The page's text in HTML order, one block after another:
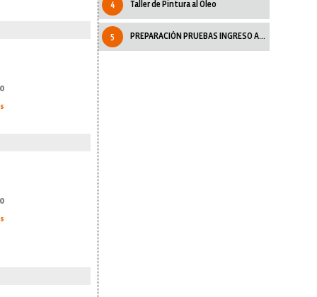
0
0
4 Taller de Pintura al Óleo
5 PREPARACIÓN PRUEBAS INGRESO A TRADUCTORADO